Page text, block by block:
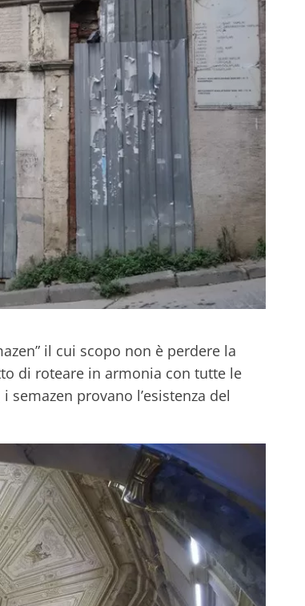
il cui scopo non è perdere la
di roteare in armonia con tutte le
provano l’esistenza del